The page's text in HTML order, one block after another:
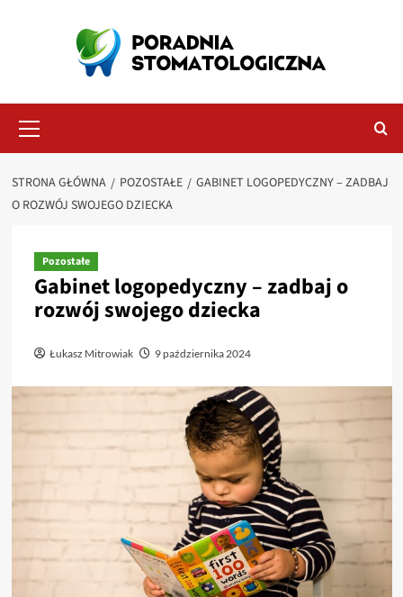
główne
STRONA GŁÓWNA POZOSTAŁE
GABINET LOGOPEDYCZNY – ZADBAJ
O ROZWÓJ SWOJEGO DZIECKA
Pozostałe
Gabinet logopedyczny – zadbaj o
rozwój swojego dziecka
Łukasz Mitrowiak 9 października 2024